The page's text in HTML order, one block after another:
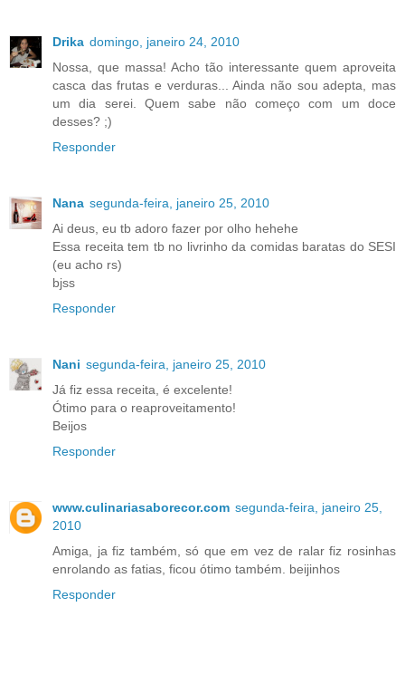
Drika domingo, janeiro 24, 2010
Nossa, que massa! Acho tão interessante quem aproveita
casca das frutas e verduras... Ainda não sou adepta, mas
um dia serei. Quem sabe não começo com um doce
desses? ;)
Responder
Nana segunda-feira, janeiro 25, 2010
Ai deus, eu tb adoro fazer por olho hehehe
Essa receita tem tb no livrinho da comidas baratas do SESI
(eu acho rs)
bjss
Responder
Nani segunda-feira, janeiro 25, 2010
Já fiz essa receita, é excelente!
Ótimo para o reaproveitamento!
Beijos
Responder
www.culinariasaborecor.com segunda-feira, janeiro 25,
2010
Amiga, ja fiz também, só que em vez de ralar fiz rosinhas
enrolando as fatias, ficou ótimo também. beijinhos
Responder